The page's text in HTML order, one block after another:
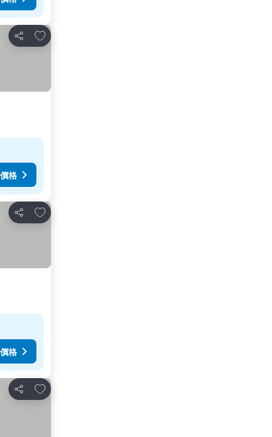
分享
放到收藏夾
格
分享
放到收藏夾
格
分享
放到收藏夾